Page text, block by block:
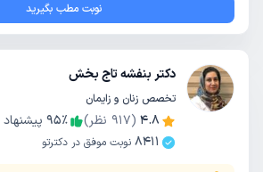
نوبت مطب بگیرید
دکتر بنفشه تاج بخش
تخصص زنان و زایمان
4.8
(
917 نظر) 95٪
پیشنهاد
8411 نوبت موفق در دکترتو